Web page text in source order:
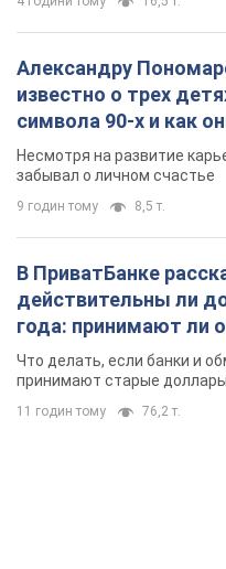
Александру
известно о трех
символа 90-х и как
Несмотря на развитие
забывал о личном счастье
9 годин тому 8,5 т.
В ПриватБанке
действительны ли
года: принимают ли
банки такие купюры
Что делать, если банки и
принимают старые доллары
11 годин тому 76,2 т.